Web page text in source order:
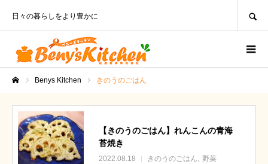
日々の暮らしをより豊かに
Benys Kitchen きのうのごはん
【きのうのごはん】れんこんの青海
苔焼き
2022.08.18 きのうのごはん 野菜